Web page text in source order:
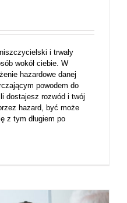
i trwały
wokół ciebie. W
hazardowe danej
powodem do
dostajesz rozwód i twój
hazard, być może
z tym długiem po